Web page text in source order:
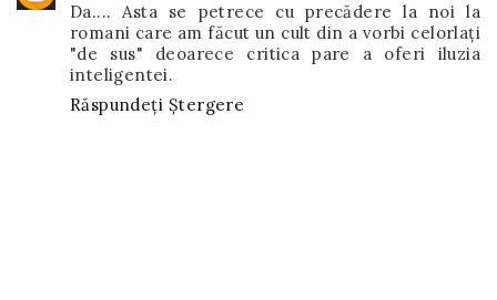
Da.... Asta se petrece cu precădere la noi la
romani care am făcut un cult din a vorbi celorlați
"de sus" deoarece critica pare a oferi iluzia
inteligentei.
Răspundeți Ștergere